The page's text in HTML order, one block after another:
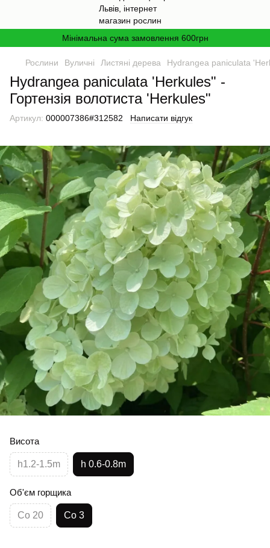
Мінімальна сума замовлення 600грн
Рослини Вуличні Листяні дерева Hydrangea paniculata
Hydrangea paniculata 'Herkules" -
Гортензія волотиста 'Herkules"
Артикул: 000007386#312582 Написати відгук
Висота
h1.2-1.5m h 0.6-0.8m
Об'єм горщика
Co 20 Co 3